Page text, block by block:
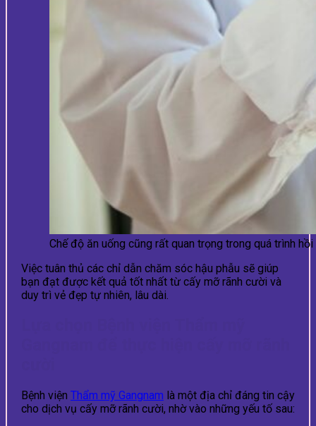
Chế độ ăn uống cũng rất quan trọng trong quá trình
Việc tuân thủ các chỉ dẫn chăm sóc hậu phẫu sẽ giúp
bạn đạt được kết quả tốt nhất từ cấy mỡ rãnh cười và
duy trì vẻ đẹp tự nhiên, lâu dài.
Bệnh viện Thẩm mỹ Gangnam là một địa chỉ đáng tin cậy
cho dịch vụ cấy mỡ rãnh cười, nhờ vào những yếu tố sau: